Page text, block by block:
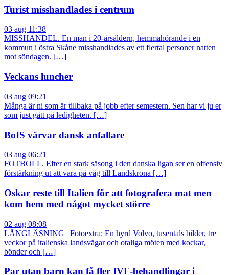
Turist misshandlades i centrum
03 aug 11:38
MISSHANDEL. En man i 20-årsåldern, hemmahörande i en
kommun i östra Skåne misshandlades av ett flertal personer natten
mot söndagen. […]
Veckans luncher
03 aug 09:21
Många är ni som är tillbaka på jobb efter semestern. Sen har vi ju er
som just gått på ledigheten. […]
BoIS värvar dansk anfallare
03 aug 06:21
FOTBOLL. Efter en stark säsong i den danska ligan ser en offensiv
förstärkning ut att vara på väg till Landskrona […]
Oskar reste till Italien för att fotografera mat men
kom hem med något mycket större
02 aug 08:08
LÅNGLÄSNING | Fotoextra: En hyrd Volvo, tusentals bilder, tre
veckor på italienska landsvägar och otaliga möten med kockar,
bönder och […]
Par utan barn kan få fler IVF-behandlingar i